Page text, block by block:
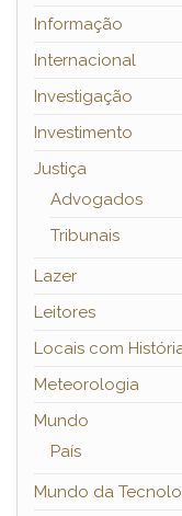
Informação
Internacional
Investigação
Investimento
Justiça
Advogados
Tribunais
Lazer
Leitores
Locais com
Meteorologia
Mundo
País
Mundo da